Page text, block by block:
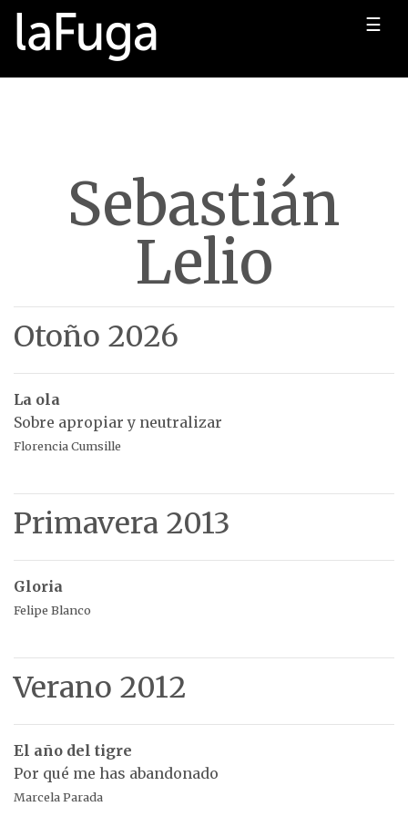
☰
Sebastián
Lelio
Otoño 2026
La ola
Sobre apropiar y neutralizar
Florencia Cumsille
Primavera 2013
Gloria
Felipe Blanco
Verano 2012
El año del tigre
Por qué me has abandonado
Marcela Parada